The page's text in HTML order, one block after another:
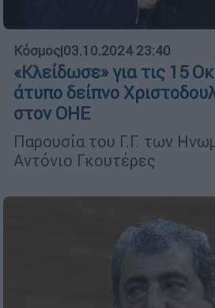
Κόσμος|03.10.2024 23:40
«Κλείδωσε» για τις 15
άτυπο δείπνο
στον ΟΗΕ
Παρουσία του Γ.Γ. των
Αντόνιο Γκουτέρες